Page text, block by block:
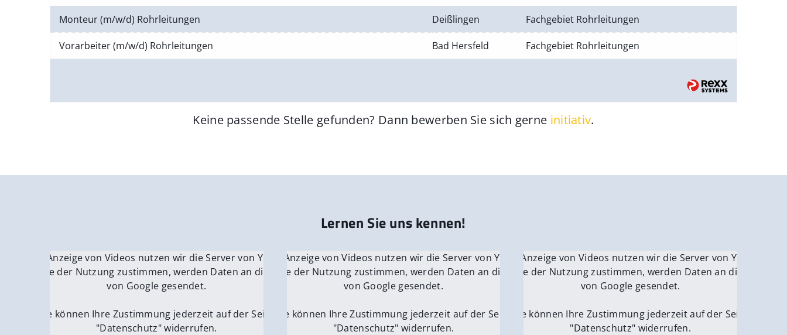
Monteur (m/w/d) Rohrleitungen Deißlingen Fachgebiet Rohrleitungen
Vorarbeiter (m/w/d) Rohrleitungen Bad Hersfeld Fachgebiet Rohrleitungen
Keine passende Stelle gefunden? Dann bewerben Sie sich gerne initiativ.
Lernen Sie uns kennen!
Für die Anzeige von Videos nutzen wir die Server von YouTube.
Wenn Sie der Nutzung zustimmen, werden Daten an die Server
von Google gesendet.
Sie können Ihre Zustimmung jederzeit auf der Seite
"Datenschutz" widerrufen.
Für die Anzeige von Videos nutzen wir die Server von YouTube.
Wenn Sie der Nutzung zustimmen, werden Daten an die Server
von Google gesendet.
Sie können Ihre Zustimmung jederzeit auf der Seite
"Datenschutz" widerrufen.
Für die Anzeige von Videos nutzen wir die Server von YouTube.
Wenn Sie der Nutzung zustimmen, werden Daten an die Server
von Google gesendet.
Sie können Ihre Zustimmung jederzeit auf der Seite
"Datenschutz" widerrufen.